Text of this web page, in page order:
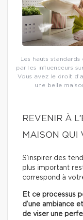
Les hauts
par les influenceurs
Vous avez le droit
une belle
REVENIR À
MAISON QUI
S’inspirer des
plus important
correspond à
Et ce processus
d’une ambiance
de viser une